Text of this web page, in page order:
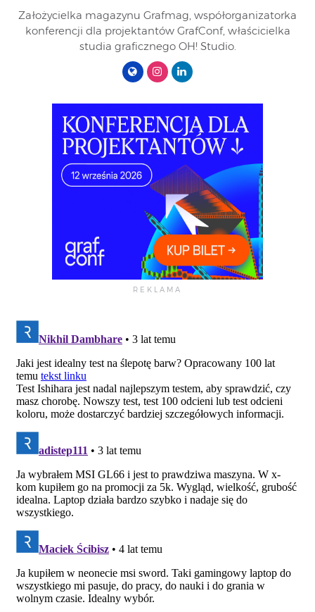
Założycielka magazynu Grafmag, współorganizatorka
konferencji dla projektantów GrafConf, właścicielka
studia graficznego OH! Studio.